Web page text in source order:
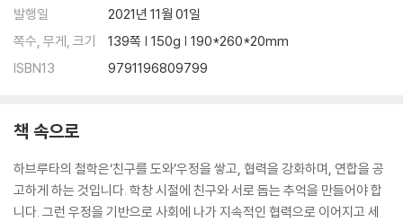
발행일
2021년 11월 01일
쪽수, 무게, 크기
139쪽 | 150g | 190*260*20mm
ISBN13
9791196809799
책 속으로
하브루타의 철학은‘친구를 도와’우정을 쌓고, 협력을 강화하며, 연합을 공
고하게 하는 것입니다. 학창 시절에 친구와 서로 돕는 추억을 만들어야 합
니다. 그런 우정을 기반으로 사회에 나가 지속적인 협력으로 이어지고 세